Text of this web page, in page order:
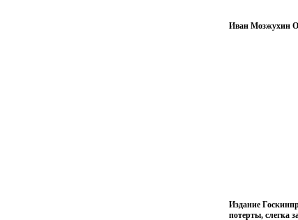
Иван Мозжухин
Издание
потерты, слегка